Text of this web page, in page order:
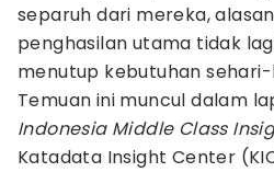
separuh dari mereka,
penghasilan utama tidak
menutup kebutuhan
Temuan ini muncul dalam
Indonesia Middle Class
Katadata Insight Center